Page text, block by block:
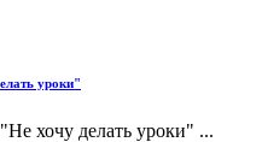
уроки"
хочу делать уроки" ...